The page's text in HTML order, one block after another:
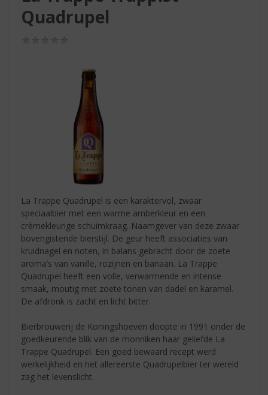
Quadrupel
La Trappe Quadrupel is een karaktervol, zwaar
speciaalbier met een warme amberkleur en een
crèmekleurige schuimkraag. Naamgever van deze zwaar
bovengistende bierstijl. De geur heeft associaties van
kruidnagel en noten, in balans gebracht door de zoete
aroma’s van vanille, rozijnen en banaan. La Trappe
Quadrupel heeft een volle, verwarmende en intense
smaak, moutig met zoete tonen van dadel en karamel.
De afdronk is zacht en licht bitter.
Bierbrouwerij de Koningshoeven doopte in 1991 onder de
goedkeurende blik van de monniken haar geliefde La
Trappe Quadrupel. Een goed bewaard recept werd
werkelijkheid en het allereerste Quadrupelbier ter wereld
zag het levenslicht.